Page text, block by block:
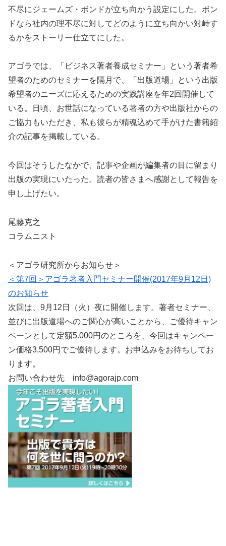
不尽にジェームズ・ボンドが立ち向かう設定にした。ボン
ドなら社内の理不尽に対してどのように立ち向かい対峙す
るかをストーリー仕立てにした。
アゴラでは、「ビジネス著者養成セミナー」という著者希
望者のためのセミナーを隔月で、「出版道場」という出版
希望者のニーズに応えるための実践講座を年2回開催して
いる。日頃、お世話になっている著者の方や出版社からの
ご協力もいただき、私も彼らが精魂込めて手がけた書籍紹
介の記事を掲載している。
今回はそうしたなかで、記事や企画が編集者の目に留まり
出版の実現にいたった。読者の皆さまへ感謝として報告を
申し上げたい。
尾藤克之
コラムニスト
＜アゴラ研究所からお知らせ＞
＜第7回＞アゴラ著者入門セミナー開催(2017年9月12日)
のお知らせ
次回は、9月12日（火）夜に開催します。著者セミナー、
並びに出版道場へのご関心が高いことから、ご優待キャン
ペーンとして定額5.000円のところを、今回はキャンペー
ン価格3,500円でご優待します。お申込みをお待ちしてお
ります。
お問い合わせ先 info@agorajp.com